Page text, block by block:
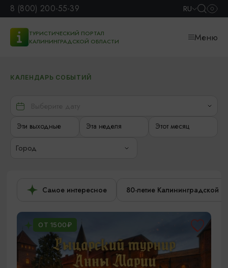
8 (800) 200-55-39 RU
ТУРИСТИЧЕСКИЙ ПОРТАЛ
КАЛИНИНГРАДСКОЙ ОБЛАСТИ
Меню
КАЛЕНДАРЬ СОБЫТИЙ
Эти выходные Эта неделя Этот месяц
Город
Самое интересное 80-летие Калининградской
ОТ 1500₽